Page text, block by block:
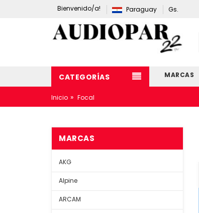
Bienvenido/a! Paraguay Gs.
CATEGORÍAS MARCAS
Inicio » Focal
MARCAS
AKG
Alpine
ARCAM